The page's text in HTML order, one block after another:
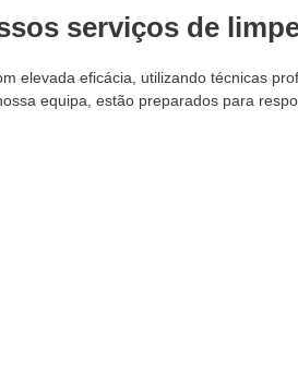
serviços de
elevada eficácia, utilizando técnicas
equipa, estão preparados para